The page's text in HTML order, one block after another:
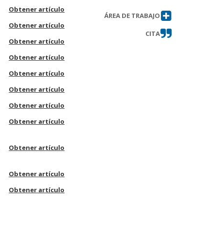
Obtener artículo
Obtener artículo
Obtener artículo
Obtener artículo
Obtener artículo
Obtener artículo
Obtener artículo
Obtener artículo
Obtener artículo
Obtener artículo
Obtener artículo
ÁREA DE TRABAJO
CITA